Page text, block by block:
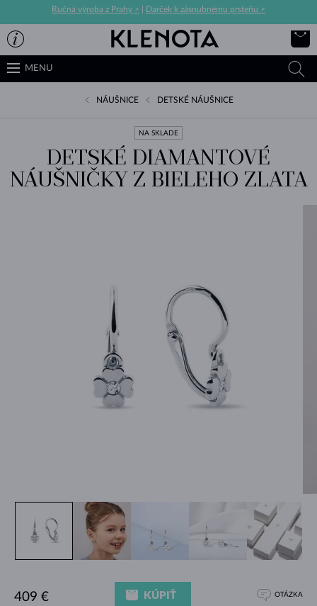
Ručná výroba z Prahy > Darček k zásnubnému prsteňu >
MENU
NÁUŠNICE DETSKÉ NÁUŠNICE
NA SKLADE
DETSKÉ DIAMANTOVÉ
NÁUŠNIČKY Z BIELEHO ZLATA
409 € KÚPIŤ OTÁZKA